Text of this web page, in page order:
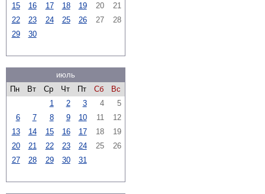
15
16 17 18 19 20
21
22
23 24 25 26 27
28
29
30
июль
Пн
Вт Ср Чт Пт Сб
Вс
1
2 3 4
5
6
7 8 9 10 11
12
13
14 15 16 17 18
19
20
21 22 23 24 25
26
27
28 29 30 31